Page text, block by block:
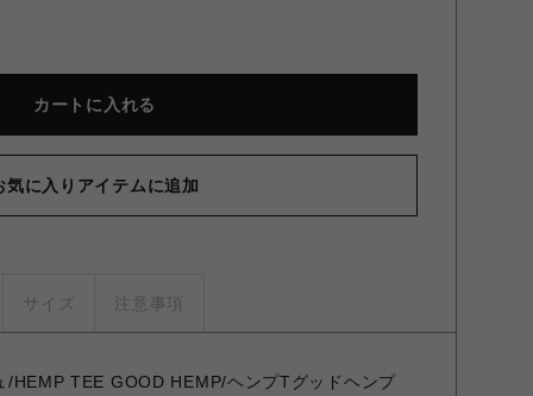
カートに入れる
気に入りアイテムに追加
サイズ 注意事項
/HEMP TEE GOOD HEMP/ヘンプTグッドヘンプ